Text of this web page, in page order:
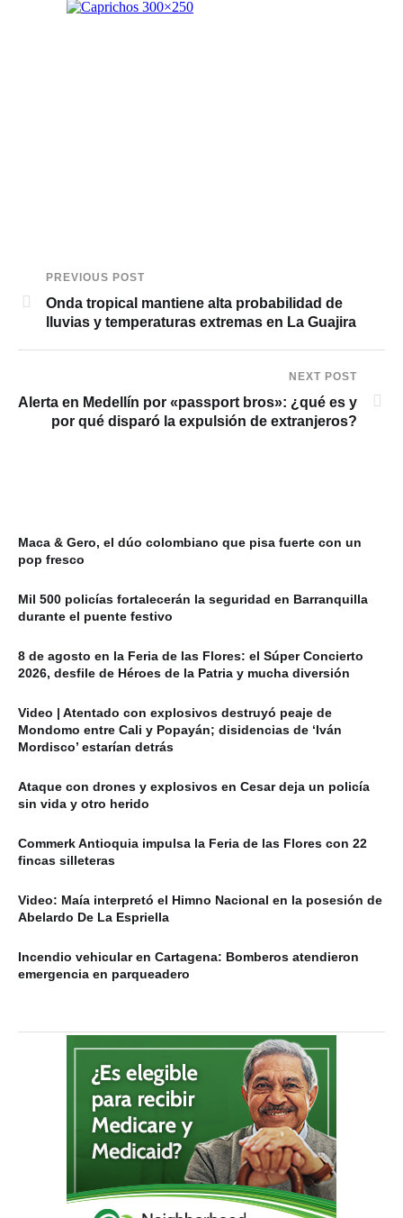
PREVIOUS POST
Onda tropical mantiene alta probabilidad de
lluvias y temperaturas extremas en La Guajira
NEXT POST
Alerta en Medellín por «passport bros»: ¿qué es y
por qué disparó la expulsión de extranjeros?
Maca & Gero, el dúo colombiano que pisa fuerte con un
pop fresco
Mil 500 policías fortalecerán la seguridad en Barranquilla
durante el puente festivo
8 de agosto en la Feria de las Flores: el Súper Concierto
2026, desfile de Héroes de la Patria y mucha diversión
Video | Atentado con explosivos destruyó peaje de
Mondomo entre Cali y Popayán; disidencias de ‘Iván
Mordisco’ estarían detrás
Ataque con drones y explosivos en Cesar deja un policía
sin vida y otro herido
Commerk Antioquia impulsa la Feria de las Flores con 22
fincas silleteras
Video: Maía interpretó el Himno Nacional en la posesión de
Abelardo De La Espriella
Incendio vehicular en Cartagena: Bomberos atendieron
emergencia en parqueadero